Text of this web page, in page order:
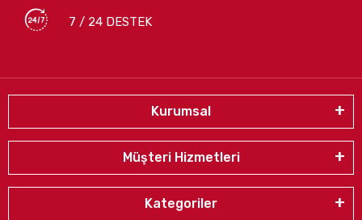
7 / 24 DESTEK
Kurumsal
Müşteri Hizmetleri
Kategoriler